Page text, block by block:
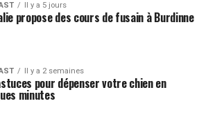
Il y a 5 jours
propose des cours de fusain à Burdinne
Il y a 2 semaines
pour dépenser votre chien en
minutes